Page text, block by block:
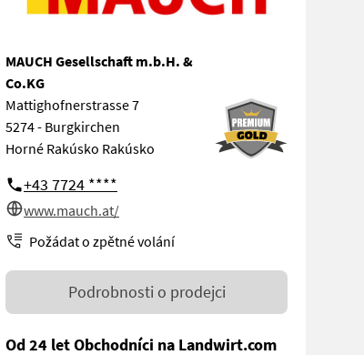
MAUCH Gesellschaft m.b.H. &
Co.KG
Mattighofnerstrasse 7
5274 - Burgkirchen
Horné Rakúsko Rakúsko
+43 7724 ****
www.mauch.at/
Požádat o zpětné volání
Podrobnosti o prodejci
Od 24 let Obchodníci na Landwirt.com